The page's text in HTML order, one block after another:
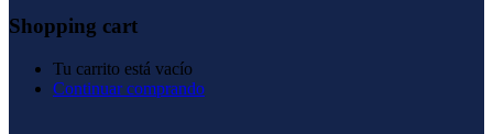
Shopping cart
Tu carrito está vacío
Continuar comprando